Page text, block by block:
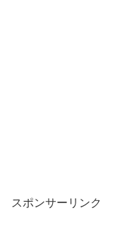
スポンサーリンク